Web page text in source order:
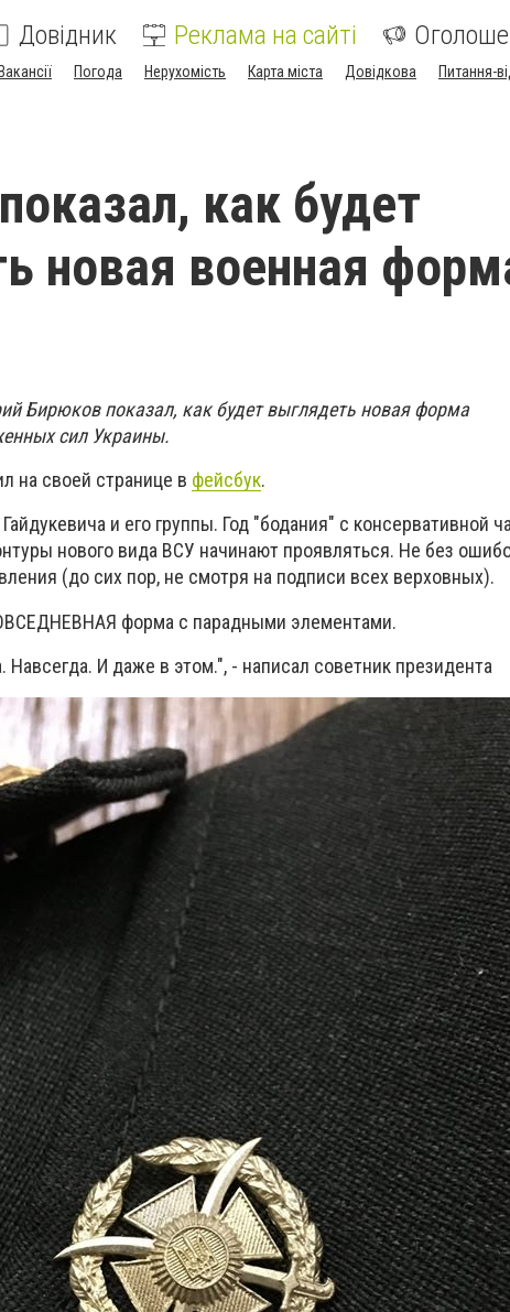
Довідник Реклама на сайті
Погода Нерухомість Карта міста Довідкова Питання-
как будет
новая военная
Бирюков показал, как будет выглядеть новая форма
сил Украины.
на своей странице в фейсбук.
и его группы. Год "бодания" с консервативной
нового вида ВСУ начинают проявляться. Не без
(до сих пор, не смотря на подписи всех верховных).
форма с парадными элементами.
И даже в этом.", - написал советник президента